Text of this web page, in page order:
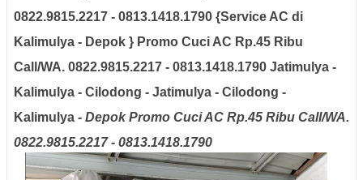
0822.9815.2217 - 0813.1418.1790 {Service AC di
Kalimulya - Depok } Promo Cuci AC Rp.45 Ribu
Call/WA. 0822.9815.2217 - 0813.1418.1790 Jatimulya -
Kalimulya - Cilodong - Jatimulya - Cilodong -
Kalimulya - DepokPromo Cuci AC Rp.45 Ribu Call/WA.
0822.9815.2217 - 0813.1418.1790